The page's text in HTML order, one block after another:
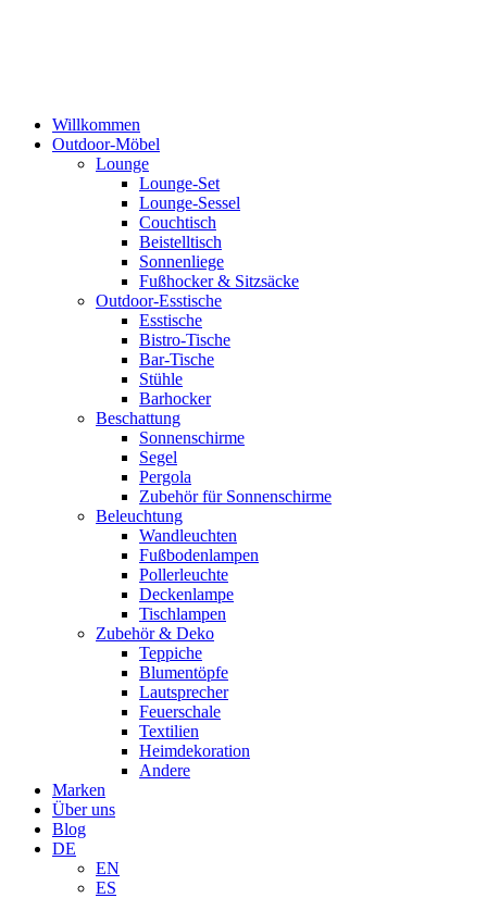
Willkommen
Outdoor-Möbel
Lounge
Lounge-Set
Lounge-Sessel
Couchtisch
Beistelltisch
Sonnenliege
Fußhocker & Sitzsäcke
Outdoor-Esstische
Esstische
Bistro-Tische
Bar-Tische
Stühle
Barhocker
Beschattung
Sonnenschirme
Segel
Pergola
Zubehör für Sonnenschirme
Beleuchtung
Wandleuchten
Fußbodenlampen
Pollerleuchte
Deckenlampe
Tischlampen
Zubehör & Deko
Teppiche
Blumentöpfe
Lautsprecher
Feuerschale
Textilien
Heimdekoration
Andere
Marken
Über uns
Blog
DE
EN
ES